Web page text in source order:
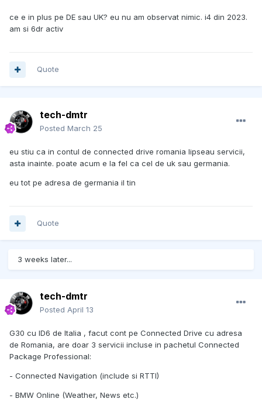
ce e in plus pe DE sau UK? eu nu am observat nimic. i4 din 2023.
am si 6dr activ
Quote
tech-dmtr
Posted March 25
eu stiu ca in contul de connected drive romania lipseau servicii,
asta inainte. poate acum e la fel ca cel de uk sau germania.
eu tot pe adresa de germania il tin
Quote
3 weeks later...
tech-dmtr
Posted April 13
G30 cu ID6 de Italia , facut cont pe Connected Drive cu adresa
de Romania, are doar 3 servicii incluse in pachetul Connected
Package Professional:
- Connected Navigation (include si RTTI)
- BMW Online (Weather, News etc.)